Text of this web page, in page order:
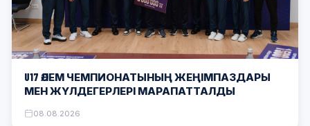
U17 ӘЛЕМ ЧЕМПИОНАТЫНЫҢ ЖЕҢІМПАЗДАРЫ
МЕН ЖҮЛДЕГЕРЛЕРІ МАРАПАТТАЛДЫ
08.08.2026